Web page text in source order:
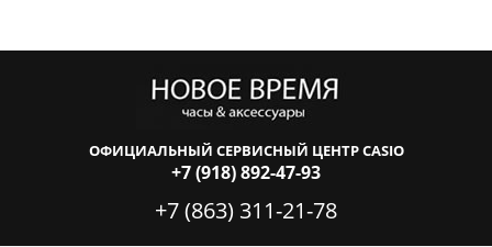
ОФИЦИАЛЬНЫЙ СЕРВИСНЫЙ ЦЕНТР CASIO
+7 (918) 892-47-93
+7 (863) 311-21-78